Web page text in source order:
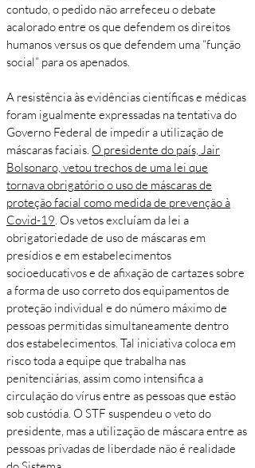
contudo, o pedido não arrefeceu o debate
acalorado entre os que defendem os direitos
humanos versus os que defendem uma “função
social” para os apenados.
A resistência às evidências científicas e médicas
foram igualmente expressadas na tentativa do
Governo Federal de impedir a utilização de
máscaras faciais. O presidente do país, Jair
Bolsonaro, vetou trechos de uma lei que
tornava obrigatório o uso de máscaras de
proteção facial como medida de prevenção à
Covid-19. Os vetos excluíam da lei a
obrigatoriedade de uso de máscaras em
presídios e em estabelecimentos
socioeducativos e de afixação de cartazes sobre
a forma de uso correto dos equipamentos de
proteção individual e do número máximo de
pessoas permitidas simultaneamente dentro
dos estabelecimentos. Tal iniciativa coloca em
risco toda a equipe que trabalha nas
penitenciárias, assim como intensifica a
circulação do vírus entre as pessoas que estão
sob custódia. O STF suspendeu o veto do
presidente, mas a utilização de máscara entre as
pessoas privadas de liberdade não é realidade